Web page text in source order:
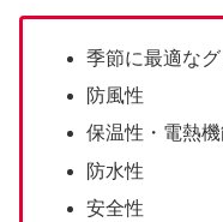
季節に最適な
防風性
保温性・電熱
防水性
安全性